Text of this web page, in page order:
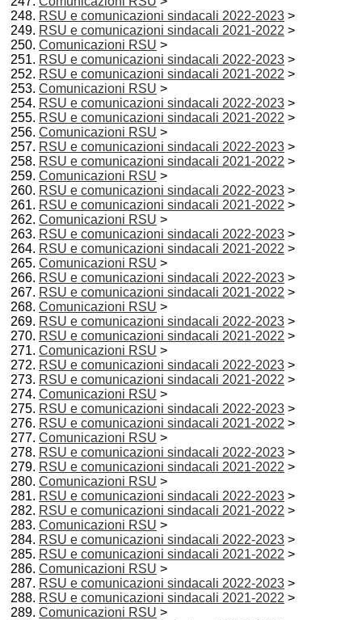
RSU e comunicazioni sindacali 2022-2023 >
RSU e comunicazioni sindacali 2021-2022 >
Comunicazioni RSU >
RSU e comunicazioni sindacali 2022-2023 >
RSU e comunicazioni sindacali 2021-2022 >
Comunicazioni RSU >
RSU e comunicazioni sindacali 2022-2023 >
RSU e comunicazioni sindacali 2021-2022 >
Comunicazioni RSU >
RSU e comunicazioni sindacali 2022-2023 >
RSU e comunicazioni sindacali 2021-2022 >
Comunicazioni RSU >
RSU e comunicazioni sindacali 2022-2023 >
RSU e comunicazioni sindacali 2021-2022 >
Comunicazioni RSU >
RSU e comunicazioni sindacali 2022-2023 >
RSU e comunicazioni sindacali 2021-2022 >
Comunicazioni RSU >
RSU e comunicazioni sindacali 2022-2023 >
RSU e comunicazioni sindacali 2021-2022 >
Comunicazioni RSU >
RSU e comunicazioni sindacali 2022-2023 >
RSU e comunicazioni sindacali 2021-2022 >
Comunicazioni RSU >
RSU e comunicazioni sindacali 2022-2023 >
RSU e comunicazioni sindacali 2021-2022 >
Comunicazioni RSU >
RSU e comunicazioni sindacali 2022-2023 >
RSU e comunicazioni sindacali 2021-2022 >
Comunicazioni RSU >
RSU e comunicazioni sindacali 2022-2023 >
RSU e comunicazioni sindacali 2021-2022 >
Comunicazioni RSU >
RSU e comunicazioni sindacali 2022-2023 >
RSU e comunicazioni sindacali 2021-2022 >
Comunicazioni RSU >
RSU e comunicazioni sindacali 2022-2023 >
RSU e comunicazioni sindacali 2021-2022 >
Comunicazioni RSU >
RSU e comunicazioni sindacali 2022-2023 >
RSU e comunicazioni sindacali 2021-2022 >
Comunicazioni RSU >